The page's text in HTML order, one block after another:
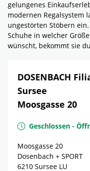
gelungenes
modernen Regalsystem
ungestörten Stöbern
Schuhe in welcher
wünscht, bekommt sie
DOSENBACH
Sursee
Moosgasse 20
Geschlossen -
Moosgasse 20
Dosenbach + SPORT
6210 Sursee LU